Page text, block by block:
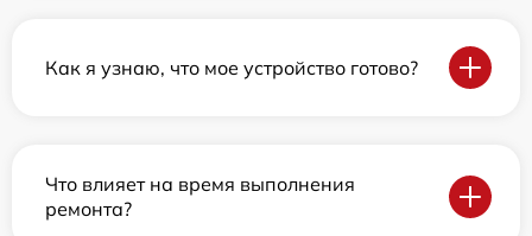
Как я узнаю, что мое устройство готово?
Что влияет на время выполнения
ремонта?